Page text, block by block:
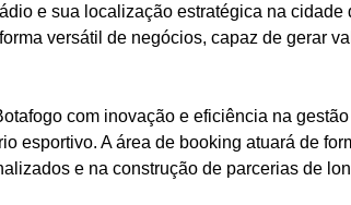
e sua localização estratégica na cidade
versátil de negócios, capaz de gerar
com inovação e eficiência na
esportivo. A área de booking atuará de
e na construção de parcerias de